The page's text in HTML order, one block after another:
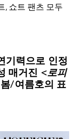
, 쇼트 팬츠 모두
기력으로 인정
매거진 <로피
/여름호의 표